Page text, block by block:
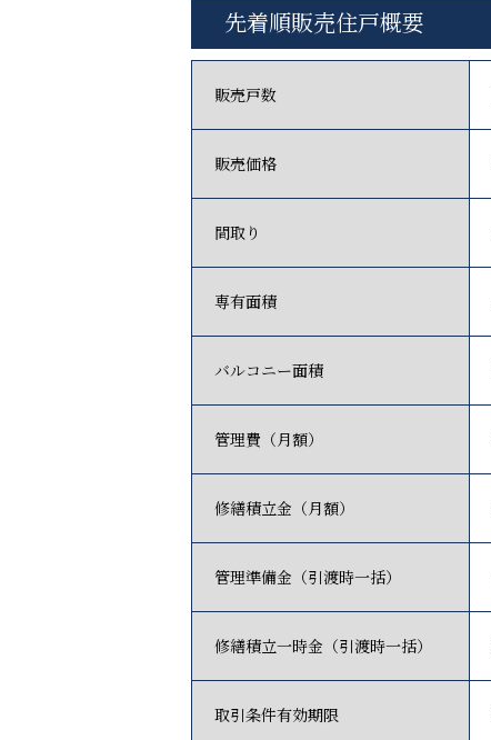
先着順販売住戸概要
販売戸数
販売価格
間取り
専有面積
バルコニー面積
管理費（月額）
修繕積立金（月額）
管理準備金（引渡時一括）
修繕積立一時金（引渡時一括）
取引条件有効期限